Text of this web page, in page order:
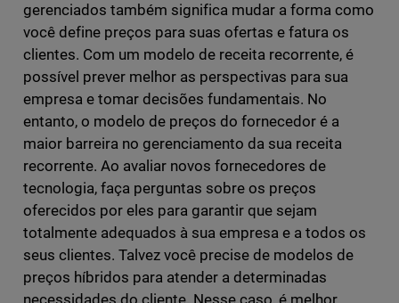
gerenciados também significa mudar a forma como
você define preços para suas ofertas e fatura os
clientes. Com um modelo de receita recorrente, é
possível prever melhor as perspectivas para sua
empresa e tomar decisões fundamentais. No
entanto, o modelo de preços do fornecedor é a
maior barreira no gerenciamento da sua receita
recorrente. Ao avaliar novos fornecedores de
tecnologia, faça perguntas sobre os preços
oferecidos por eles para garantir que sejam
totalmente adequados à sua empresa e a todos os
seus clientes. Talvez você precise de modelos de
preços híbridos para atender a determinadas